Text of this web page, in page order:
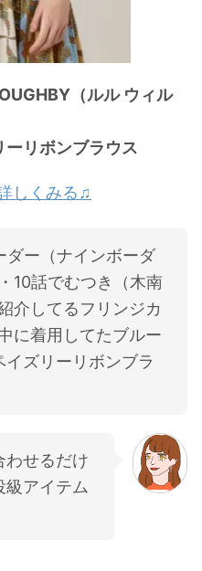
（ルル ウィル
ーリボンブラウス
しくみる♫
ダー（ナインボーダ
10話でむつき（木南
介してるフリンジカ
に着用してたブルー
ズリーリボンブラ
わせるだけ
級アイテム